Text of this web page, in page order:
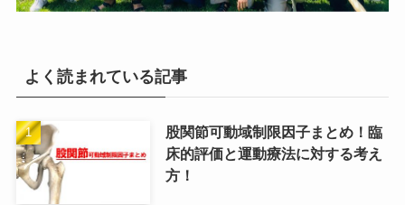
よく読まれている記事
股関節可動域制限因子まとめ！臨
床的評価と運動療法に対する考え
方！